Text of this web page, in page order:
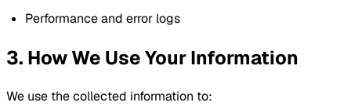
Performance and error logs
3. How We Use Your Information
We use the collected information to: